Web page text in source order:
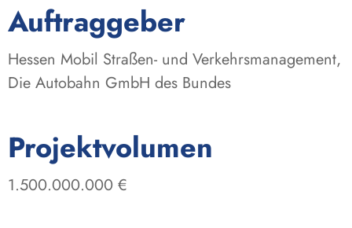
Auftraggeber
Hessen Mobil Straßen- und Verkehrsmanagement,
Die Autobahn GmbH des Bundes
Projektvolumen
1.500.000.000 €